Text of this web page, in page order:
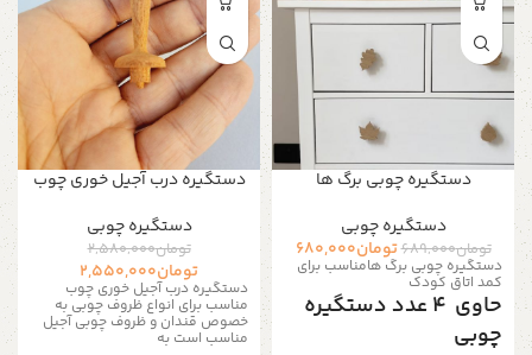
دستگیره چوبی برگ ها
دستگیره‌ چوبی
تومان689,000تومان680,000
دستگیره چوبی برگ هامناسب برای
کمد اتاق کودک
حاوی 4 عدد دستگیره
چوبی
دستگیره درب آجیل خوری چوب
دستگیره‌ چوبی
تومان2,580,000
تومان2,550,000
دستگیره درب آجیل خوری چوب
مناسب برای انواع ظروف چوبی به
خصوص قندان و ظروف چوبی آجیل
مناسب است به